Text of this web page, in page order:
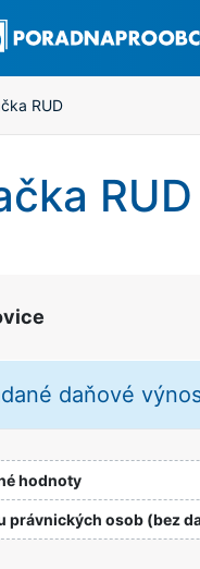
RUD
daňové
hodnoty
právnických osob (bez